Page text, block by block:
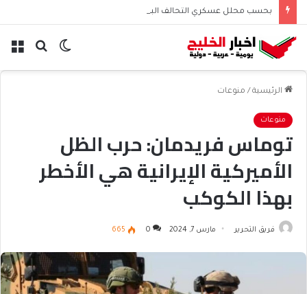
بحث الوضع
الرئيسية / منوعات
منوعات
توماس فريدمان: حرب الظل
الأميركية الإيرانية هي الأخطر
بهذا الكوكب
فريق التحرير مارس 7, 2024 0
665